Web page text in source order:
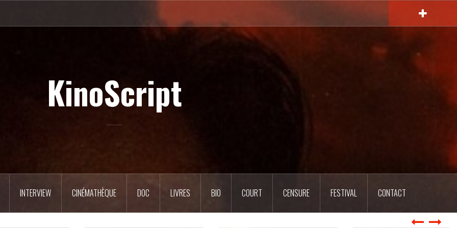
KinoScript
INTERVIEW CINÉMATHÈQUE DOC LIVRES BIO COURT CENSURE FESTIVAL CONTACT